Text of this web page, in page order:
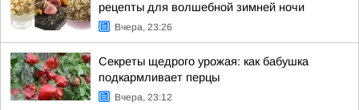
рецепты для волшебной зимней ночи
Вчера, 23:26
Секреты щедрого урожая: как бабушка
подкармливает перцы
Вчера, 23:12